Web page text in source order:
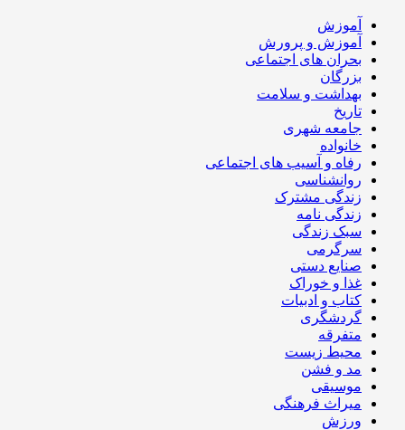
آموزش
آموزش و پرورش
بحران های اجتماعی
بزرگان
بهداشت و سلامت
تاریخ
جامعه شهری
خانواده
رفاه و آسیب های اجتماعی
روانشناسی
زندگی مشترک
زندگی نامه
سبک زندگی
سرگرمی
صنایع دستی
غذا و خوراک
کتاب و ادبیات
گردشگری
متفرقه
محیط زیست
مد و فشن
موسیقی
میراث فرهنگی
ورزش